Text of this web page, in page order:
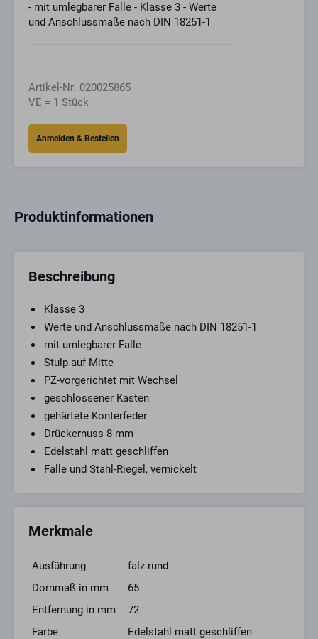
- mit umlegbarer Falle - Klasse 3 - Werte
und Anschlussmaße nach DIN 18251-1
Artikel-Nr. 020025865
VE = 1 Stück
Produktinformationen
Beschreibung
Klasse 3
Werte und Anschlussmaße nach DIN 18251-1
mit umlegbarer Falle
Stulp auf Mitte
PZ-vorgerichtet mit Wechsel
geschlossener Kasten
gehärtete Konterfeder
Drückernuss 8 mm
Edelstahl matt geschliffen
Falle und Stahl-Riegel, vernickelt
Merkmale
Ausführung
falz rund
Dornmaß in mm
65
Entfernung in mm
72
Farbe
Edelstahl matt geschliffen